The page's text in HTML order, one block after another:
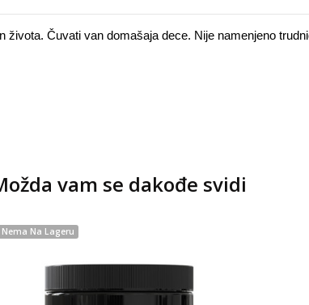
Čuvati van domašaja dece. Nije namenjeno
vam se dakođe svidi
Nema Na Lageru